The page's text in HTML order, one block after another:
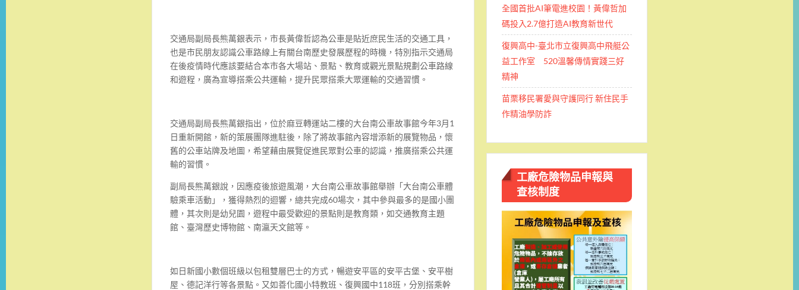
交通局副局長熊萬銀表示， 市長黃偉哲認為公車是貼近庶民生活的交通工具，
也是市民朋友認識公車路線上有關台南歷史發展歷程的時機， 特別指示交通局
在後疫情時代應該要結合本市各大場站、景點、 教育或觀光景點規劃公車路線
和遊程，廣為宣導搭乘公共運輸， 提升民眾搭乘大眾運輸的交通習慣。
交通局副局長熊萬銀指出， 位於麻豆轉運站二樓的大台南公車故事館今年3月1
日重新開館， 新的策展團隊進駐後，除了將故事館內容增添新的展覽物品， 懷
舊的公車站牌及地圖，希望藉由展覽促進民眾對公車的認識， 推廣搭乘公共運
輸的習慣。
副局長熊萬銀說，因應疫後旅遊風潮，大台南公車故事館舉辦「大台南公車體
驗乘車活動」，獲得熱烈的迴響， 總共完成60場次， 其中參與最多的是國小團
體，其次則是幼兒園， 遊程中最受歡迎的景點則是教育類，如交通教育主題
館、 臺灣歷史博物館、南瀛天文館等。
如日新國小數個班級以包租雙層巴士的方式， 暢遊安平區的安平古堡、安平樹
屋、德記洋行等各景點。 又如善化國小特教班、復興國中118班， 分別搭乘幹
全國首批AI筆電進校園！黃偉哲加
碼投入2.7億打造AI教育新世代
復興高中-臺北市立復興高中飛艇公
益工作室 520溫馨傳情實踐三好
精神
苗栗移民署愛與守護同行 新住民手
作精油學防詐
工廠危險物品申報與
查核制度